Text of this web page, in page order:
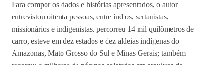
Para compor os dados e histórias apresentados, o autor
entrevistou oitenta pessoas, entre índios, sertanistas,
missionários e indigenistas, percorreu 14 mil quilômetros de
carro, esteve em dez estados e dez aldeias indígenas do
Amazonas, Mato Grosso do Sul e Minas Gerais; também